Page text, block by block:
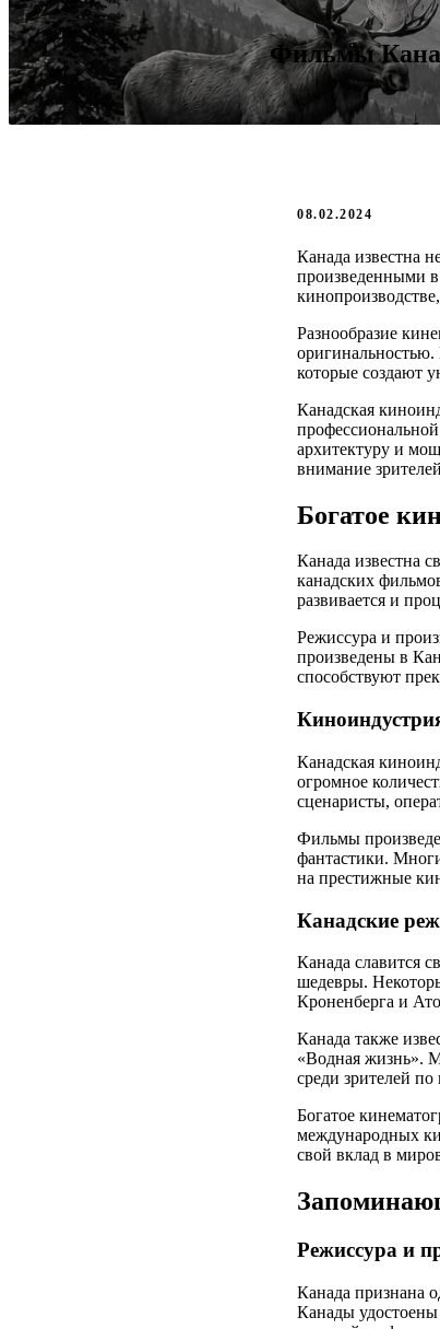
Фильмы
08.02.2024
Канада известна
произведенными в
Разнообразие
оригинальностью.
которые создают
Канадская
архитектуру и
внимание
Богатое
Канада известна
канадских
развивается и
Режиссура и
произведены в
способствуют
Канадская
огромное
сценаристы,
Фильмы
фантастики.
на престижные
Канадские
Канада славится
шедевры.
Кроненберга и
Канада также
«Водная жизнь».
среди зрителей по
Богатое
международных
свой вклад в
Режиссура и
Канада признана
Канады